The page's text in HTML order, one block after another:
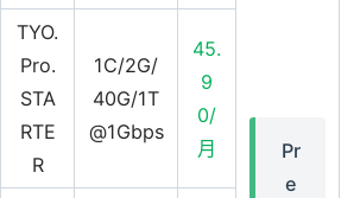
Pr
e
TYO.
Pro.
STA
RTE
R
1C/2G/
40G/1T
@1Gbps
45.
9
0/
月